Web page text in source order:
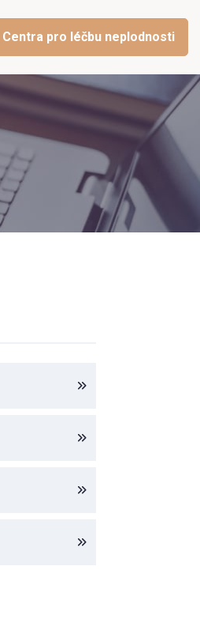
Centra pro léčbu neplodnosti